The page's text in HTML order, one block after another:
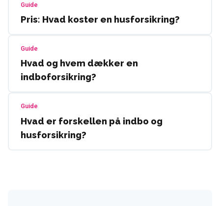
Guide
Pris: Hvad koster en husforsikring?
Guide
Hvad og hvem dækker en
indboforsikring?
Guide
Hvad er forskellen på indbo og
husforsikring?